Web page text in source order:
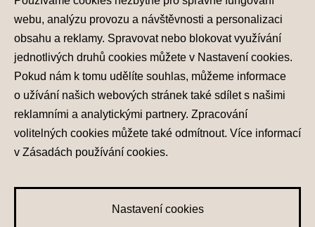
© 2026 Hyundai Motor Czech s.r.o.
Všechna práva vyhrazena
Ochrana osobních údajů
Nastavení cookies
webu, analýzu provozu a návštěvnosti a personalizaci
obsahu a reklamy. Spravovat nebo blokovat využívání
jednotlivých druhů cookies můžete v Nastavení cookies.
Pokud nám k tomu udělíte souhlas, můžeme informace
o užívání našich webových stránek také sdílet s našimi
reklamními a analytickými partnery. Zpracování
volitelných cookies můžete také odmítnout. Více informací
v Zásadách používání cookies.
Nastavení cookies